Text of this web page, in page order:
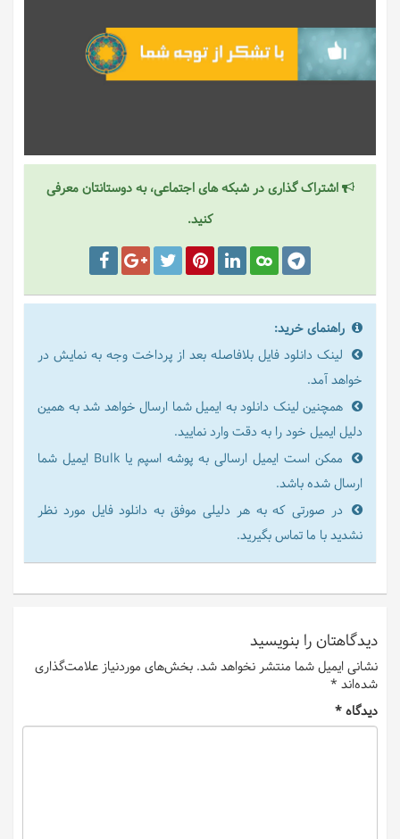
اشتراک گذاری در شبکه های اجتماعی، به دوستانتان معرفی
کنید.
راهنمای خرید:
لینک دانلود فایل بلافاصله بعد از پرداخت وجه به نمایش در
خواهد آمد.
همچنین لینک دانلود به ایمیل شما ارسال خواهد شد به همین
دلیل ایمیل خود را به دقت وارد نمایید.
ممکن است ایمیل ارسالی به پوشه اسپم یا Bulk ایمیل شما
ارسال شده باشد.
در صورتی که به هر دلیلی موفق به دانلود فایل مورد نظر
نشدید با ما تماس بگیرید.
دیدگاهتان را بنویسید
نشانی ایمیل شما منتشر نخواهد شد. بخش‌های موردنیاز علامت‌گذاری
شده‌اند *
دیدگاه*